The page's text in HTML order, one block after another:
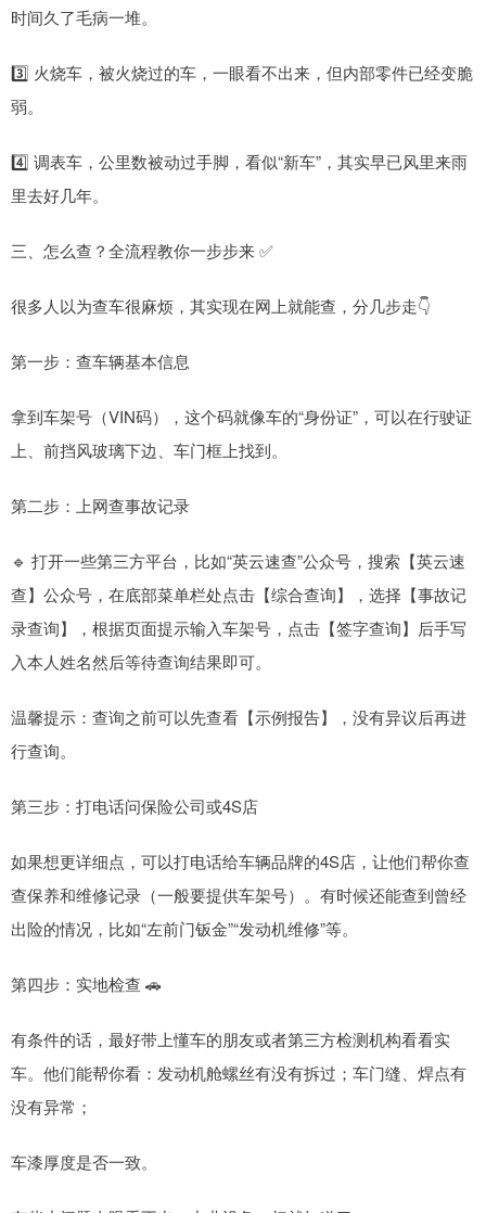
时间久了毛病一堆。
3️⃣ 火烧车，被火烧过的车，一眼看不出来，但内部零件已经变脆
弱。
4️⃣ 调表车，公里数被动过手脚，看似“新车”，其实早已风里来雨
里去好几年。
三、怎么查？全流程教你一步步来 ✅
很多人以为查车很麻烦，其实现在网上就能查，分几步走👇
第一步：查车辆基本信息
拿到车架号（VIN码），这个码就像车的“身份证”，可以在行驶证
上、前挡风玻璃下边、车门框上找到。
第二步：上网查事故记录
🔹 打开一些第三方平台，比如“英云速查”公众号，搜索【英云速
查】公众号，在底部菜单栏处点击【综合查询】，选择【事故记
录查询】，根据页面提示输入车架号，点击【签字查询】后手写
入本人姓名然后等待查询结果即可。
温馨提示：查询之前可以先查看【示例报告】，没有异议后再进
行查询。
第三步：打电话问保险公司或4S店
如果想更详细点，可以打电话给车辆品牌的4S店，让他们帮你查
查保养和维修记录（一般要提供车架号）。有时候还能查到曾经
出险的情况，比如“左前门钣金”“发动机维修”等。
第四步：实地检查 🚗
有条件的话，最好带上懂车的朋友或者第三方检测机构看看实
车。他们能帮你看：发动机舱螺丝有没有拆过；车门缝、焊点有
没有异常；
车漆厚度是否一致。